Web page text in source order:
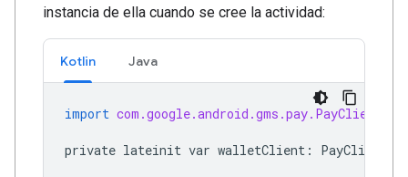
instancia de ella cuando se cree la actividad:
Kotlin Java
import com.google.android.gms.pay.PayClient
private lateinit var walletClient : PayClient